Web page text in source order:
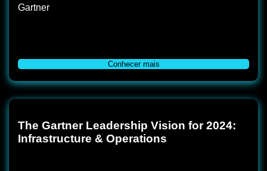
Gartner
Conhecer mais
The Gartner Leadership Vision for 2024:
Infrastructure & Operations